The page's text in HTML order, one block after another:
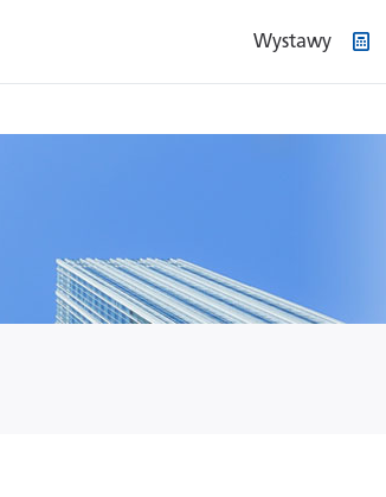
Wystawy